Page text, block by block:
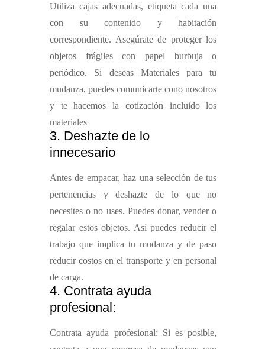
Utiliza cajas adecuadas, etiqueta cada una
con su contenido y habitación
correspondiente. Asegúrate de proteger los
objetos frágiles con papel burbuja o
periódico. Si deseas Materiales para tu
mudanza, puedes comunicarte cono nosotros
y te hacemos la cotización incluido los
materiales
3. Deshazte de lo
innecesario
Antes de empacar, haz una selección de tus
pertenencias y deshazte de lo que no
necesites o no uses. Puedes donar, vender o
regalar estos objetos. Así puedes reducir el
trabajo que implica tu mudanza y de paso
reducir costos en el transporte y en personal
de carga.
4. Contrata ayuda
profesional:
Contrata ayuda profesional: Si es posible,